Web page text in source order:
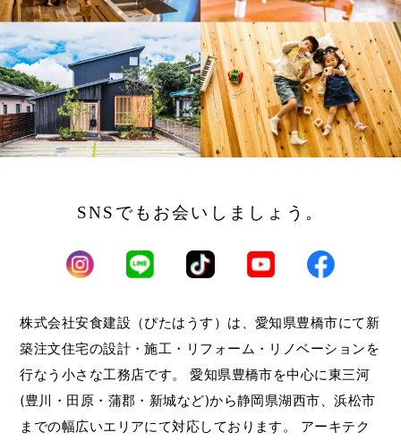
SNSでもお会いしましょう。
株式会社安食建設（ぴたはうす）は、愛知県豊橋市にて新
築注文住宅の設計・施工・リフォーム・リノベーションを
行なう小さな工務店です。
愛知県豊橋市を中心に東三河
(豊川・田原・蒲郡・新城など)から静岡県湖西市、浜松市
までの幅広いエリアにて対応しております。
アーキテク